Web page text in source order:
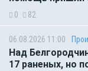
0 82
06.08.2026 11:00
Над
17 раненых, но